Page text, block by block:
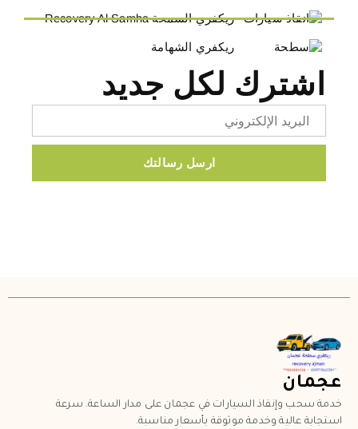
ريكفري السمحة Recovery Al Samha
ريكفري الشهامة
اشترك لكل جديد
ارسل رسالتك
عجمان
خدمة سحب وإنقاذ السيارات في عجمان على مدار الساعة. سرعة
استجابة عالية وخدمة موثوقة بأسعار مناسبة.